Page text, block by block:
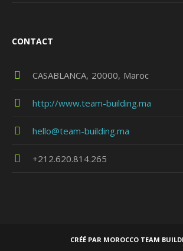
CONTACT
CASABLANCA 20000 Maroc
http://www.team-building.ma
hello@team-building.ma
+212.620.814.265
CRÉÉ PAR MOROCCO TEAM